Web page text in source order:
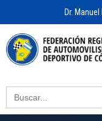
Dr.
Search
for: